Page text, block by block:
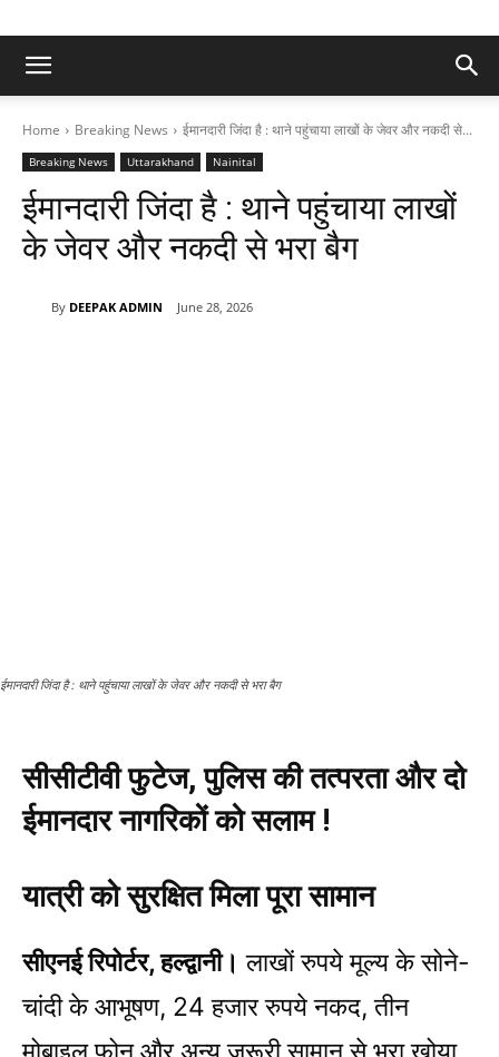
Home Breaking News ईमानदारी जिंदा है : थाने पहुंचाया लाखों के जेवर और नकदी से...
Breaking News Uttarakhand Nainital
ईमानदारी जिंदा है : थाने पहुंचाया लाखों
के जेवर और नकदी से भरा बैग
By DEEPAK ADMIN June 28, 2026
ईमानदारी जिंदा है : थाने पहुंचाया लाखों के जेवर और नकदी से भरा बैग
सीसीटीवी फुटेज, पुलिस की तत्परता और दो
ईमानदार नागरिकों को सलाम !
यात्री को सुरक्षित मिला पूरा सामान
सीएनई रिपोर्टर, हल्द्वानी। लाखों रुपये मूल्य के सोने-
चांदी के आभूषण, 24 हजार रुपये नकद, तीन